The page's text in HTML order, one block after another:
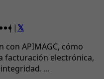
| |
con APIMAGC, cómo
facturación electrónica,
...